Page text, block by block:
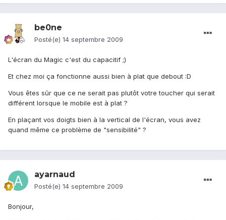
be0ne
Posté(e) 14 septembre 2009
L'écran du Magic c'est du capacitif ;)
Et chez moi ça fonctionne aussi bien à plat que debout :D
Vous êtes sûr que ce ne serait pas plutôt votre toucher qui serait
différent lorsque le mobile est à plat ?
En plaçant vos doigts bien à la vertical de l'écran, vous avez
quand même ce problème de "sensibilité" ?
ayarnaud
Posté(e) 14 septembre 2009
Bonjour,